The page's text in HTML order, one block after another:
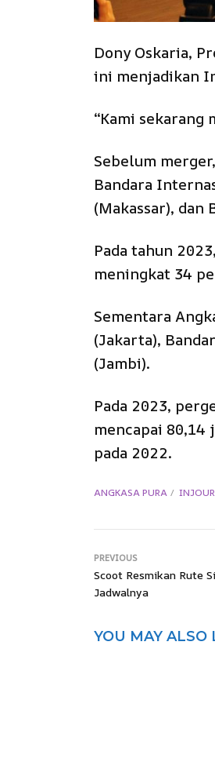
Dony Oskaria,
ini menjadikan
“Kami sekarang
Sebelum
Bandara
(Makassar), dan
Pada tahun
meningkat 34
Sementara
(Jakarta),
(Jambi).
Pada 2023,
mencapai 80,14
pada 2022.
ANGKASA PURA
PREVIOUS
Scoot Resmikan Rute
Jadwalnya
YOU MAY ALSO